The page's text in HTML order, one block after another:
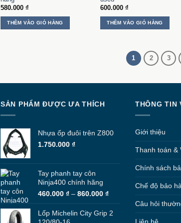
trên
trang
sản
580.000 ₫
THÊM VÀO GIỎ HÀNG
600.000 ₫
THÊM VÀO GIỎ HÀNG
1 2 3
SẢN PHẨM ĐƯỢC ƯA THÍCH
Nhựa ốp đuôi trên Z800
1.750.000 ₫
Tay phanh tay côn
Ninja400 chính hãng
460.000 ₫ – 860.000 ₫Khoảng
từ
460.000 ₫
Lốp Michelin City Grip 2
THÔNG TIN
Giới thiệu
Thanh toán &
Chính sách
Chế độ bảo
Câu hỏi
Liên hệ